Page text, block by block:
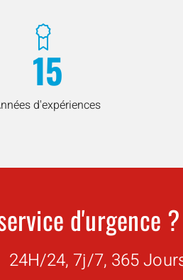
15
d'expériences
d'urgence
24H/24, 7j/7, 365